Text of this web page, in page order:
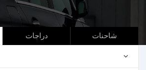
دراجات شاحنات